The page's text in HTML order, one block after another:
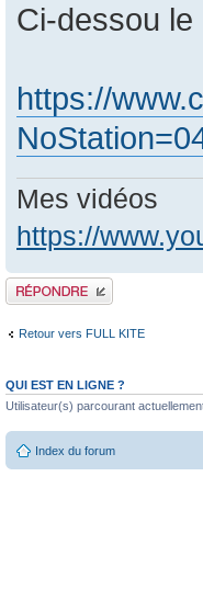
Ci-dessou
https://
Mes vidéos
https://
Publier une réponse
Retour vers FULL KITE
QUI EST EN LIGNE ?
Utilisateur(s) parcourant
Index du forum